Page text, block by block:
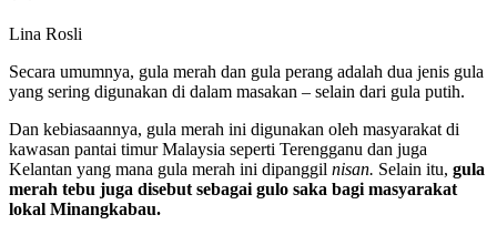
Lina Rosli
Secara umumnya, gula merah dan gula perang adalah dua jenis gula
yang sering digunakan di dalam masakan – selain dari gula putih.
Dan kebiasaannya, gula merah ini digunakan oleh masyarakat di
kawasan pantai timur Malaysia seperti Terengganu dan juga
Kelantan yang mana gula merah ini dipanggil nisan. Selain itu, gula
merah tebu juga disebut sebagai gulo saka bagi masyarakat
lokal Minangkabau.